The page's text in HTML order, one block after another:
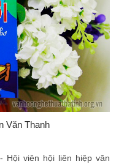
Văn Thanh
Hội viên hội liên hiệp văn